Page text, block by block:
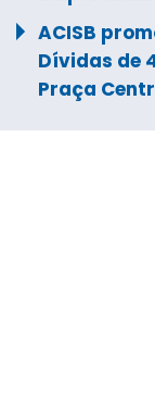
ACISB
Dívidas de
Praça